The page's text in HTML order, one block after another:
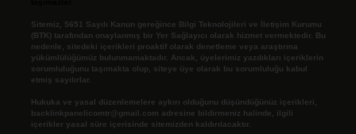
Sitemiz, 5651 Sayılı Kanun gereğince Bilgi Teknolojileri ve İletişim Kurumu
(BTK) tarafından onaylanmış bir Yer Sağlayıcı olarak hizmet vermektedir. Bu
nedenle, sitedeki içerikleri proaktif olarak denetleme veya araştırma
yükümlülüğümüz bulunmamaktadır. Ancak, üyelerimiz yazdıkları içeriklerin
sorumluluğunu taşımakta olup, siteye üye olarak bu sorumluluğu kabul
etmiş sayılırlar.
Hukuka ve yasal düzenlemelere aykırı olduğunu düşündüğünüz içerikleri,
backlinkpanelicomtr@gmail.com adresine bildirmeniz halinde, ilgili
içerikler yasal süre içerisinde sitemizden kaldırılacaktır.